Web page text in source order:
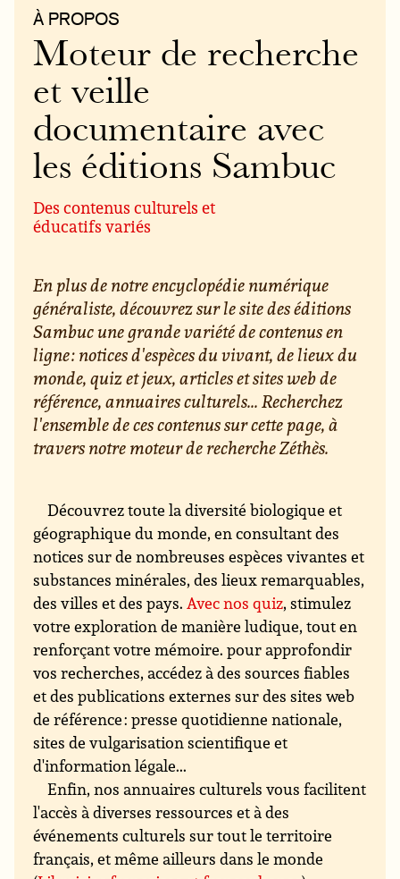
À PROPOS
Moteur de recherche
et veille
documentaire avec
les éditions Sambuc
Des contenus culturels et
éducatifs variés
En plus de notre encyclopédie numérique
généraliste, découvrez sur le site des éditions
Sambuc une grande variété de contenus en
ligne : notices d'espèces du vivant, de lieux du
monde, quiz et jeux, articles et sites web de
référence, annuaires culturels... Recherchez
l'ensemble de ces contenus sur cette page, à
travers notre moteur de recherche Zéthès.
Découvrez toute la diversité biologique et
géographique du monde, en consultant des
notices sur de nombreuses espèces vivantes et
substances minérales, des lieux remarquables,
des villes et des pays.Avec nos quiz, stimulez
votre exploration de manière ludique, tout en
renforçant votre mémoire. pour approfondir
vos recherches, accédez à des sources fiables
et des publications externes sur des sites web
de référence : presse quotidienne nationale,
sites de vulgarisation scientifique et
d'information légale...
Enfin, nos annuaires culturels vous facilitent
l'accès à diverses ressources et à des
événements culturels sur tout le territoire
français, et même ailleurs dans le monde